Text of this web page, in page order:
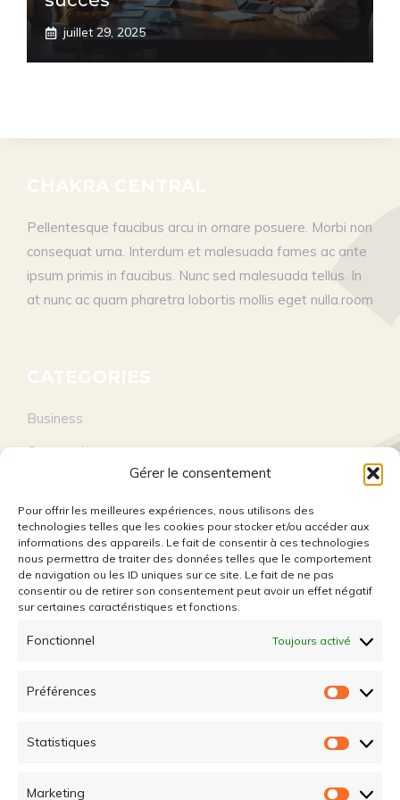
Gérer le consentement
Pour offrir les meilleures expériences, nous utilisons des
technologies telles que les cookies pour stocker et/ou accéder aux
informations des appareils. Le fait de consentir à ces technologies
nous permettra de traiter des données telles que le comportement
de navigation ou les ID uniques sur ce site. Le fait de ne pas
consentir ou de retirer son consentement peut avoir un effet négatif
sur certaines caractéristiques et fonctions.
Fonctionnel Toujours activé
Préférences
Statistiques
Marketing
juillet 29, 2025
CHAKRA CENTRAL
Pellentesque faucibus arcu in ornare posuere. Morbi non
consequat urna. Interdum et malesuada fames ac ante
ipsum primis in faucibus. Nunc sed malesuada tellus. In
at nunc ac quam pharetra lobortis mollis eget nulla.room
CATEGORIES
Business
Community
Entertainment
Lifestyle
Technology
Travel
FOLLOW US